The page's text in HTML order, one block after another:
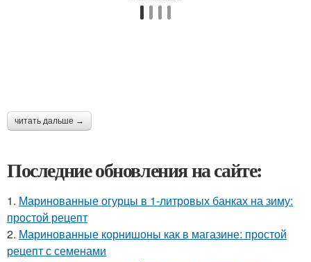
читать дальше →
Последние обновления на сайте:
1. Маринованные огурцы в 1-литровых банках на зиму:
простой рецепт
2. Маринованные корнишоны как в магазине: простой
рецепт с семенами